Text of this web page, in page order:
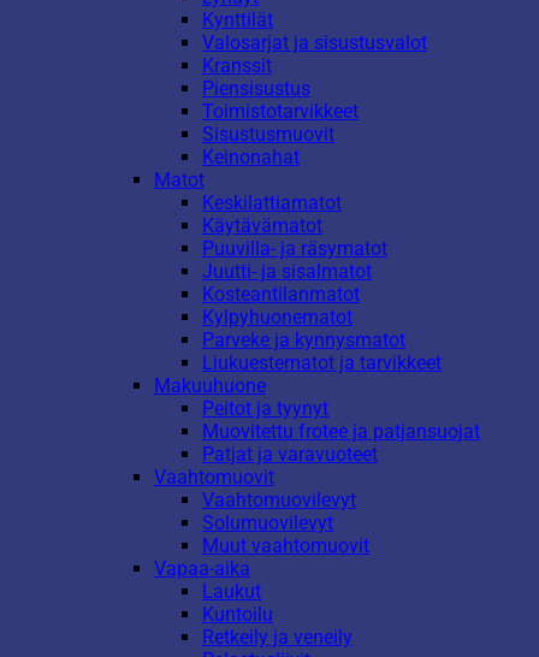
Kynttilät
Valosarjat ja sisustusvalot
Kranssit
Piensisustus
Toimistotarvikkeet
Sisustusmuovit
Keinonahat
Matot
Keskilattiamatot
Käytävämatot
Puuvilla- ja räsymatot
Juutti- ja sisalmatot
Kosteantilanmatot
Kylpyhuonematot
Parveke ja kynnysmatot
Liukuestematot ja tarvikkeet
Makuuhuone
Peitot ja tyynyt
Muovitettu frotee ja patjansuojat
Patjat ja varavuoteet
Vaahtomuovit
Vaahtomuovilevyt
Solumuovilevyt
Muut vaahtomuovit
Vapaa-aika
Laukut
Kuntoilu
Retkeily ja veneily